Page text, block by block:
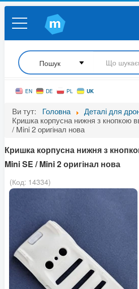
EN DE PL UK
Ви тут: Головна
Деталі для
Кришка корпусна нижня з кнопкою
/ Mini 2 оригінал нова
Кришка корпусна нижня з
Mini SE / Mini 2 оригінал нова
(Код: 14334)